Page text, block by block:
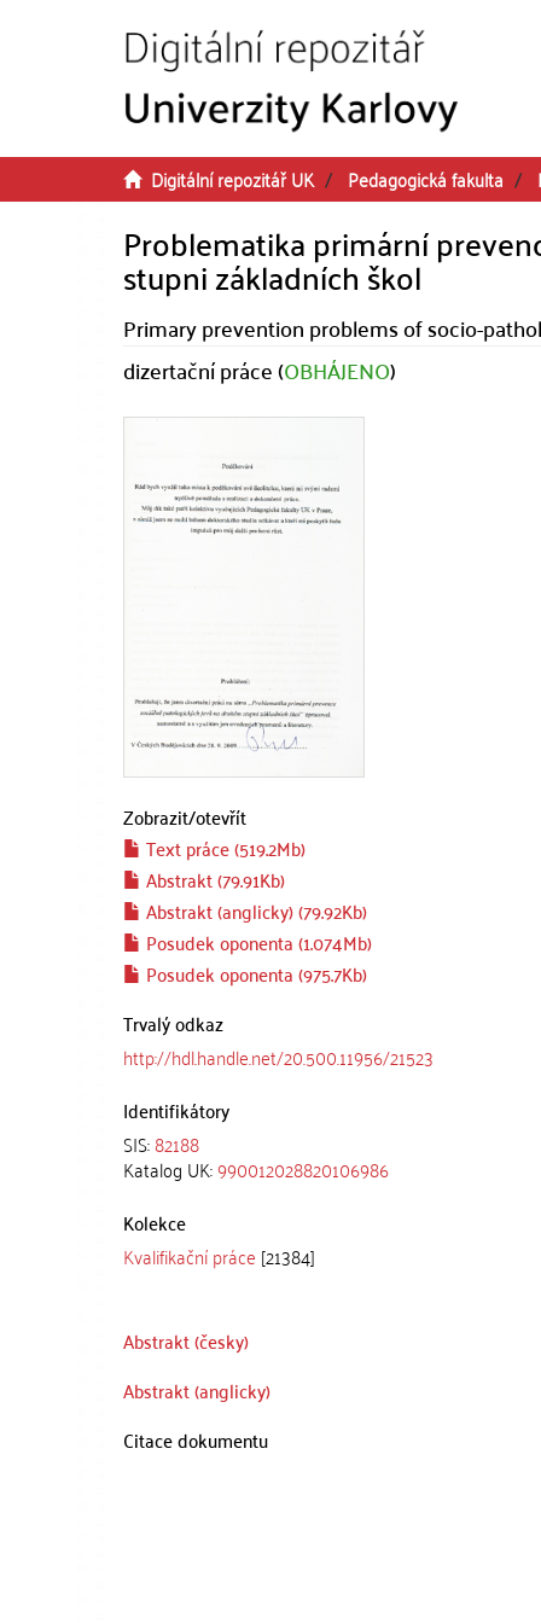
Digitální repozitář UK Pedagogická fakulta
Problematika primární
stupni základních škol
Primary prevention problems of socio-
dizertační práce (OBHÁJENO)
Zobrazit/otevřít
Text práce (519.2Mb)
Abstrakt (79.91Kb)
Abstrakt (anglicky) (79.92Kb)
Posudek oponenta (1.074Mb)
Posudek oponenta (975.7Kb)
Trvalý odkaz
http://hdl.handle.net/20.500.11956/21523
Identifikátory
SIS:82188
Katalog UK:990012028820106986
Kolekce
Kvalifikační práce [21384]
Abstrakt (česky)
Abstrakt (anglicky)
Citace dokumentu